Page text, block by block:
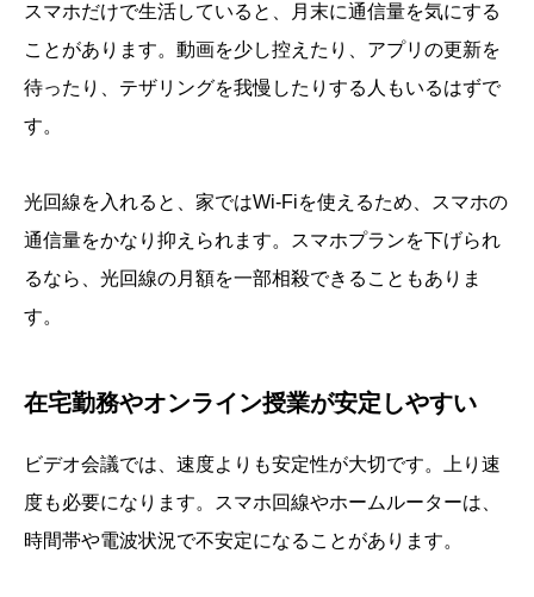
スマホだけで生活していると、月末に通信量を気にする
ことがあります。動画を少し控えたり、アプリの更新を
待ったり、テザリングを我慢したりする人もいるはずで
す。
光回線を入れると、家ではWi-Fiを使えるため、スマホの
通信量をかなり抑えられます。スマホプランを下げられ
るなら、光回線の月額を一部相殺できることもありま
す。
在宅勤務やオンライン授業が安定しやすい
ビデオ会議では、速度よりも安定性が大切です。上り速
度も必要になります。スマホ回線やホームルーターは、
時間帯や電波状況で不安定になることがあります。